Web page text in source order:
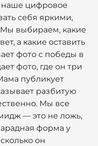
наше цифровое
себя яркими,
выбираем, какие
а какие оставить
фото с победы в
фото, где он три
публикует
разбитую
Мы все
— это не ложь,
форма у
он